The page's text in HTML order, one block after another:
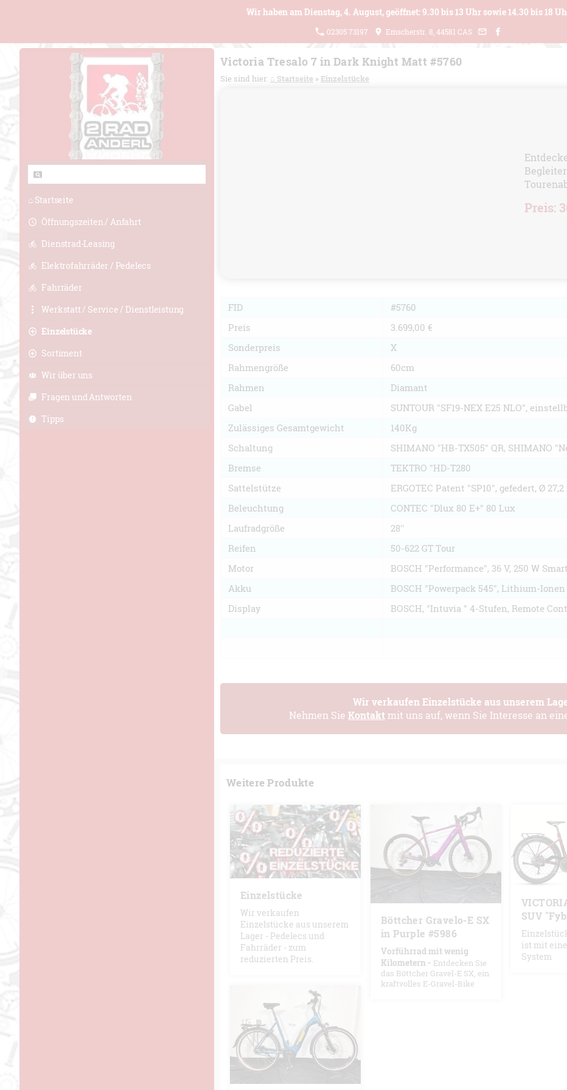
Wir haben am Dienstag, 4. August, geöffnet: 9.30 bis 13 Uhr sowie 14.30 bis 18
02305 73197 Emscherstr. 8, 44581 CAS
⌂ Startseite
Öffnungszeiten / Anfahrt
Dienstrad-Leasing
Elektrofahrräder / Pedelecs
Fahrräder
Werkstatt / Service / Dienstleistung
Einzelstücke
Sortiment
Wir über uns
Fragen und Antworten
Tipps
Victoria Tresalo 7 in Dark Knight Matt #5760
Sie sind hier: ⌂ Startseite »Einzelstücke
Preis:
FID
#5760
Preis
3.699,00 €
Sonderpreis
X
Rahmengröße
60cm
Rahmen
Diamant
Gabel
SUNTOUR "SF19-NEX E25 NLO",
Zulässiges Gesamtgewicht
140Kg
Schaltung
SHIMANO "HB-TX505" QR, SHIMANO
Bremse
TEKTRO "HD-T280
Sattelstütze
ERGOTEC Patent "SP10", gefedert, Ø
Beleuchtung
CONTEC "Dlux 80 E+" 80 Lux
Laufradgröße
28''
Reifen
50-622 GT Tour
Motor
BOSCH "Performance", 36 V, 250 W Smart
Akku
BOSCH "Powerpack 545", Lithium-
Display
BOSCH, "Intuvia " 4-Stufen, Remote
Wir verkaufen Einzelstücke aus unserem
Nehmen Sie Kontakt mit uns auf, wenn Sie Interesse an
Weitere Produkte
Einzelstücke
Wir verkaufen
Einzelstücke aus unserem
Lager - Pedelecs und
Fahrräder - zum
reduzierten Preis.
Böttcher Gravelo-E SX
in Purple #5986
Vorführrad mit wenig
Kilometern - Entdecken Sie
das Böttcher Gravel-E SX, ein
kraftvolles E-Gravel-Bike
SUV
ist mit
System